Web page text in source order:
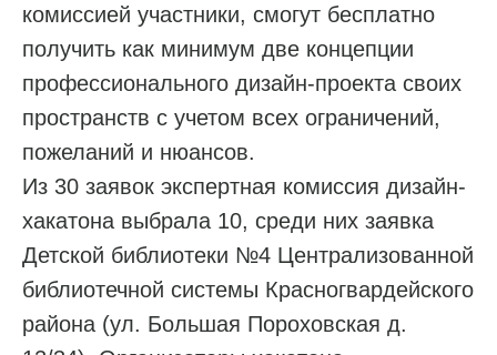
комиссией участники, смогут бесплатно
получить как минимум две концепции
профессионального дизайн-проекта своих
пространств с учетом всех ограничений,
пожеланий и нюансов.
Из 30 заявок экспертная комиссия дизайн-
хакатона выбрала 10, среди них заявка
Детской библиотеки №4 Централизованной
библиотечной системы Красногвардейского
района (ул. Большая Пороховская д.